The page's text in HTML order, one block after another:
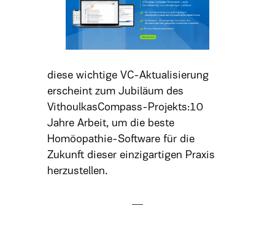
diese wichtige VC-Aktualisierung
erscheint zum Jubiläum des
VithoulkasCompass-Projekts: ​10
Jahre Arbeit, um die beste
Homöopathie-Software für die
Zukunft dieser einzigartigen Praxis
herzustellen.